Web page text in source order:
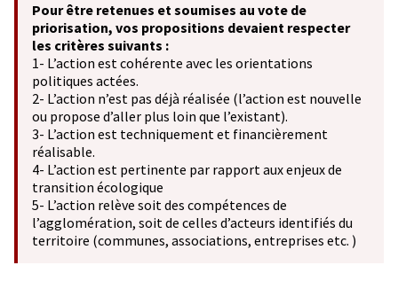
Pour être retenues et soumises au vote de
priorisation, vos propositions devaient respecter
les critères suivants :
1- L’action est cohérente avec les orientations
politiques actées.
2- L’action n’est pas déjà réalisée (l’action est nouvelle
ou propose d’aller plus loin que l’existant).
3- L’action est techniquement et financièrement
réalisable.
4- L’action est pertinente par rapport aux enjeux de
transition écologique
5- L’action relève soit des compétences de
l’agglomération, soit de celles d’acteurs identifiés du
territoire (communes, associations, entreprises etc. )